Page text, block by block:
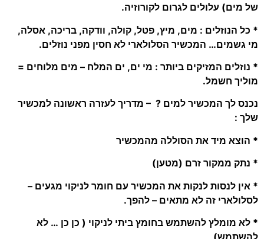
של מים) עלולים לגרום לקורוזיה.
* כל הנוזלים : מים, מיץ, פטל, קולה, וודקה, בריכה, אסלה,
מי גשמים… המכשיר הסלולארי לא חסין מפני נוזלים.
* נוזלים המזיקים ביותר : מי ים, ים המלח – מים מלוחים =
מוליך חשמל.
נכנס לך המכשיר למים ? – מדריך לעזרה ראשונה למכשיר
שלך :
* הוצא מיד את הסוללה מהמכשיר
* נתק ממקור זרם (מטען)
* אין לנסות לנקות את המכשיר עם חומר לניקוי מגעים –
לסלולארי זה לא מתאים – להפך.
* לא מומלץ להשתמש בחומץ ביתי לניקוי ( כן כן … לא